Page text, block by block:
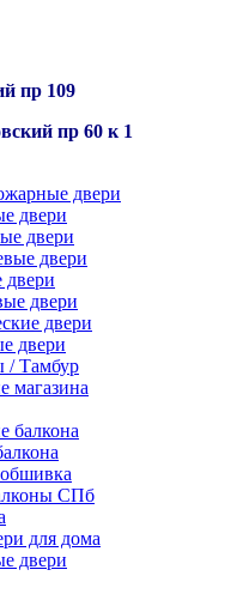
пр 109
пр 60 к 1
двери
двери
двери
двери
двери
двери
двери
двери
/ Тамбур
магазина
балкона
СПб
для дома
двери